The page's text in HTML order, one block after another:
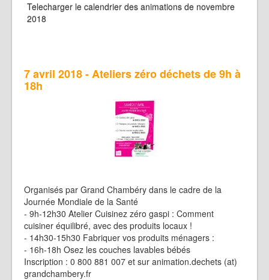
Telecharger le calendrier des animations de novembre
2018
7 avril 2018 - Ateliers zéro déchets de 9h à
18h
Organisés par Grand Chambéry dans le cadre de la
Journée Mondiale de la Santé
- 9h-12h30 Atelier Cuisinez zéro gaspi : Comment
cuisiner équilibré, avec des produits locaux !
- 14h30-15h30 Fabriquer vos produits ménagers :
- 16h-18h Osez les couches lavables bébés
Inscription : 0 800 881 007 et sur animation.dechets (at)
grandchambery.fr